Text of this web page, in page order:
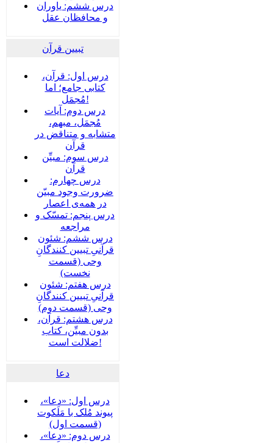
درس ششم: یاوران
و محافظان عقل
تبیین قرآن
درس اول: قرآن،
کتابی جامع؛ اما
مُجمَل!
درس دوم: آیات
مُجمَل، مبهم،
متشابه و متناقض در
قرآن
درس سوم: مبیِّن
قرآن
درس چهارم:
ضرورت وجود مبیّن
در همه‌ی اعصار
درس پنجم: تمسّک و
مراجعه
درس ششم: شئون
قرآنیِ تبیین کنندگانِ
وحی (قسمت
نخست)
درس هفتم: شئون
قرآنیِ تبیین کنندگانِ
وحی (قسمت دوم)
درس هشتم: قرآن،
بدون مبیِّن، کتاب
ضلالت است!
دعا
درس اول: «دعا»،
پیوند مُلک با مَلَکوت
(قسمت اول)
درس دوم: «دعا»،